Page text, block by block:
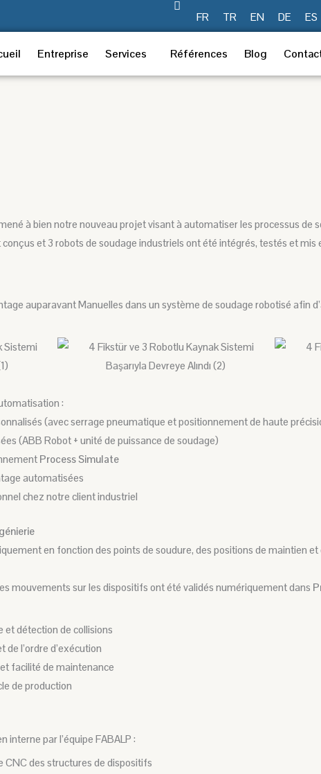
FR TR EN DE ES
Entreprise Services Références Blog
à bien notre nouveau projet visant à automatiser les processus de
et 3 robots de soudage industriels ont été intégrés, testés et mis
auparavant Manuelles dans un système de soudage robotisé afin
:
(avec serrage pneumatique et positionnement de haute
(ABB Robot + unité de puissance de soudage)
Process Simulate
automatisées
chez notre client industriel
en fonction des points de soudure, des positions de maintien et
mouvements sur les dispositifs ont été validés numériquement dans
et détection de collisions
de l’ordre d’exécution
facilité de maintenance
de production
interne par l’équipe FABALP :
CNC des structures de dispositifs